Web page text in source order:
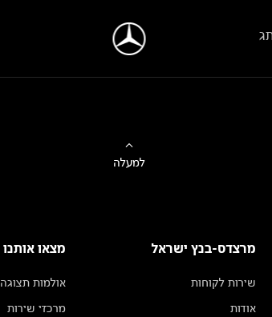
למעלה
מרצדס-בנץ ישראל
שירות לקוחות
אודות
מצאו אותנו
אולמות תצוגה
מרכזי שירות